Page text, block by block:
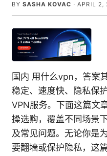
BY SASHA KOVAC · APRIL 2,
国内 用什么vpn，答案
稳定、速度快、隐私保
VPN服务。下面这篇文
操选购，覆盖不同场景
及常见问题。无论你是
要翻墙或保护隐私，这